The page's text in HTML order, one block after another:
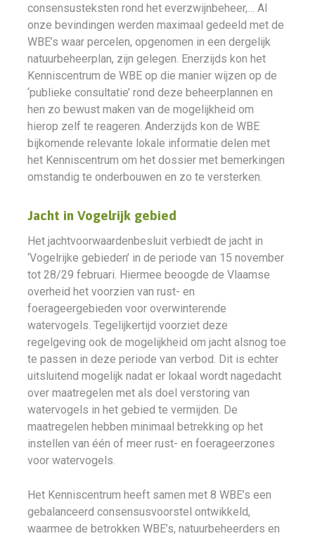
consensusteksten rond het everzwijnbeheer,… Al
onze bevindingen werden maximaal gedeeld met de
WBE’s waar percelen, opgenomen in een dergelijk
natuurbeheerplan, zijn gelegen. Enerzijds kon het
Kenniscentrum de WBE op die manier wijzen op de
‘publieke consultatie’ rond deze beheerplannen en
hen zo bewust maken van de mogelijkheid om
hierop zelf te reageren. Anderzijds kon de WBE
bijkomende relevante lokale informatie delen met
het Kenniscentrum om het dossier met bemerkingen
omstandig te onderbouwen en zo te versterken.
Jacht in Vogelrijk gebied
Het jachtvoorwaardenbesluit verbiedt de jacht in
‘Vogelrijke gebieden’ in de periode van 15 november
tot 28/29 februari. Hiermee beoogde de Vlaamse
overheid het voorzien van rust- en
foerageergebieden voor overwinterende
watervogels. Tegelijkertijd voorziet deze
regelgeving ook de mogelijkheid om jacht alsnog toe
te passen in deze periode van verbod. Dit is echter
uitsluitend mogelijk nadat er lokaal wordt nagedacht
over maatregelen met als doel verstoring van
watervogels in het gebied te vermijden. De
maatregelen hebben minimaal betrekking op het
instellen van één of meer rust- en foerageerzones
voor watervogels.
Het Kenniscentrum heeft samen met 8 WBE’s een
gebalanceerd consensusvoorstel ontwikkeld,
waarmee de betrokken WBE’s, natuurbeheerders en